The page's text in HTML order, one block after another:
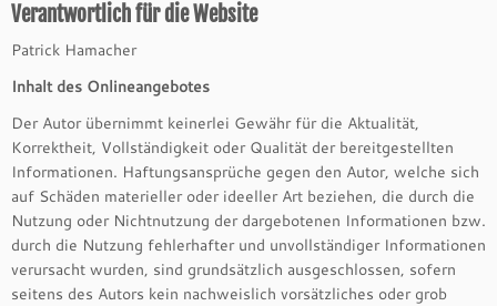
Verantwortlich für die Website
Patrick Hamacher
Inhalt des Onlineangebotes
Der Autor übernimmt keinerlei Gewähr für die Aktualität,
Korrektheit, Vollständigkeit oder Qualität der bereitgestellten
Informationen. Haftungsansprüche gegen den Autor, welche sich
auf Schäden materieller oder ideeller Art beziehen, die durch die
Nutzung oder Nichtnutzung der dargebotenen Informationen bzw.
durch die Nutzung fehlerhafter und unvollständiger Informationen
verursacht wurden, sind grundsätzlich ausgeschlossen, sofern
seitens des Autors kein nachweislich vorsätzliches oder grob